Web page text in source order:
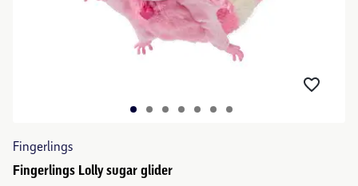
Fingerlings
Fingerlings Lolly sugar glider